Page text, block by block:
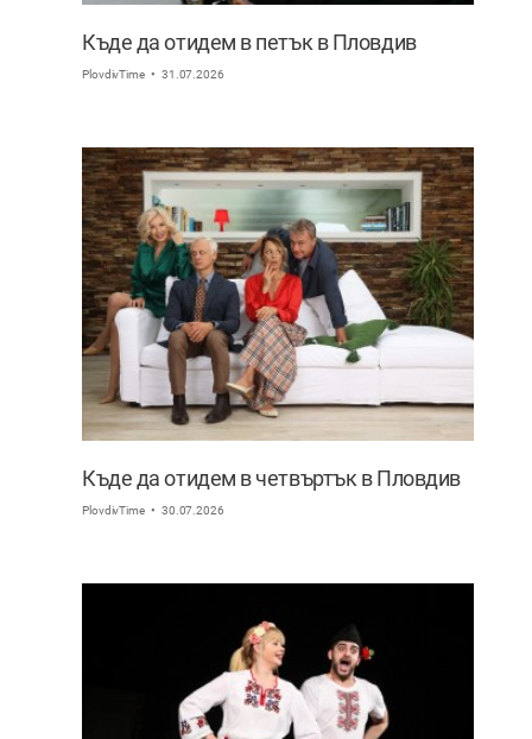
Къде да отидем в петък в Пловдив
PlovdivTime 31.07.2026
Къде да отидем в четвъртък в Пловдив
PlovdivTime 30.07.2026